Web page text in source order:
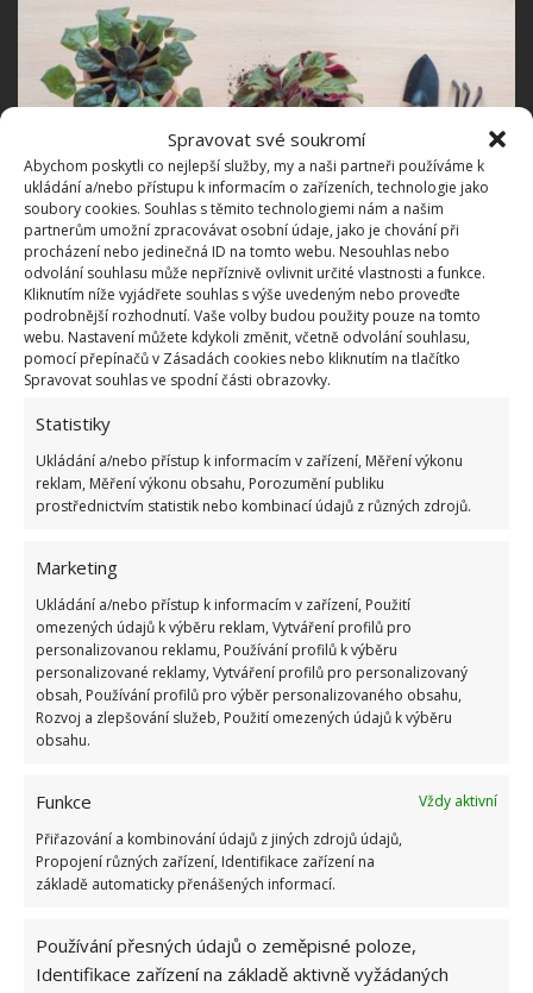
Spravovat své soukromí
Abychom poskytli co nejlepší služby, my a naši partneři používáme k
ukládání a/nebo přístupu k informacím o zařízeních, technologie jako
soubory cookies. Souhlas s těmito technologiemi nám a našim
partnerům umožní zpracovávat osobní údaje, jako je chování při
procházení nebo jedinečná ID na tomto webu. Nesouhlas nebo
odvolání souhlasu může nepříznivě ovlivnit určité vlastnosti a funkce.
Kliknutím níže vyjádřete souhlas s výše uvedeným nebo proveďte
podrobnější rozhodnutí. Vaše volby budou použity pouze na tomto
webu. Nastavení můžete kdykoli změnit, včetně odvolání souhlasu,
pomocí přepínačů v Zásadách cookies nebo kliknutím na tlačítko
Spravovat souhlas ve spodní části obrazovky.
Statistiky
Ukládání a/nebo přístup k informacím v zařízení, Měření výkonu
reklam, Měření výkonu obsahu, Porozumění publiku
prostřednictvím statistik nebo kombinací údajů z různých zdrojů.
Marketing
Ukládání a/nebo přístup k informacím v zařízení, Použití
omezených údajů k výběru reklam, Vytváření profilů pro
personalizovanou reklamu, Používání profilů k výběru
personalizované reklamy, Vytváření profilů pro personalizovaný
obsah, Používání profilů pro výběr personalizovaného obsahu,
Rozvoj a zlepšování služeb, Použití omezených údajů k výběru
obsahu.
Funkce
Vždy aktivní
Přiřazování a kombinování údajů z jiných zdrojů údajů,
Propojení různých zařízení, Identifikace zařízení na
základě automaticky přenášených informací.
Používání přesných údajů o zeměpisné poloze,
Identifikace zařízení na základě aktivně vyžádaných
Fotografie: Freepik
Zařezávání listů a nové sazenice
Některé rostliny lze rozmnožovat pouze listy.
Existuje hned několik metod, kterými toho lze docílit.
Jedním z nich je odebrat z mateřské květiny a umístit
Některé listy rostlin, jako jsou africké fialky a
sansevieria, lze rozřezat na menší kousky a umístit
přímo do země. Po několika týdnech se vytvoří menší
sazenice, které můžete přesadit do jiných nádob,
které vám budou vyhovovat více.
S věkem některé druhy produkují vlastní mladé
Nové sazenice rostu blízko mateřského vzorku a
zabírají cenný prostor pro vývoj. Je-li květináč dost
velký, lze jej nechat volně růst, ale také vám nic
aby nová sazenice zakořenila. Odběr mladé sazenice
lze kombinovat s přesazením rostliny, když se